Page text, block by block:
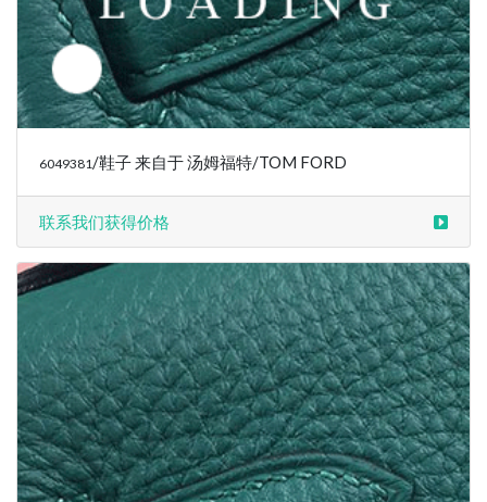
6049384 /鞋子 来自于 汤姆福特/TOM FORD
联系我们获得价格